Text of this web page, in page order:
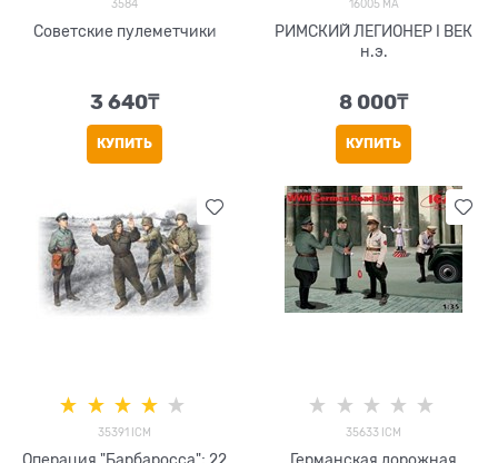
3584
Советские пулеметчики
3 640₸
КУПИТЬ
16005 MA
РИМСКИЙ ЛЕГИОНЕР I ВЕК
н.э.
8 000₸
КУПИТЬ
35391 ICM
Операция "Барбаросса"; 22
35633 ICM
Германская дорожная